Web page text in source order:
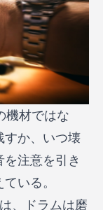
機材ではな
すか、いつ壊
注意を引き
いる。
、ドラムは磨